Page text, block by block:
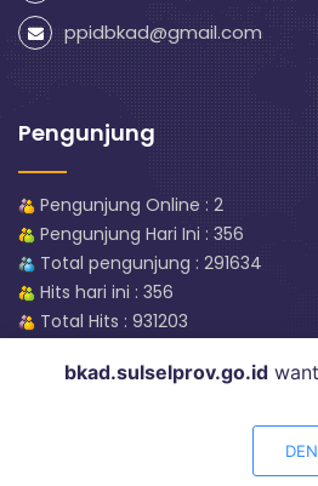
ppidbkad@gmail.com
Pengunjung
Pengunjung Online : 2
Pengunjung Hari Ini : 356
Total pengunjung : 291634
Hits hari ini : 356
Total Hits : 931203
| Badan Keuangan
bkad.sulselprov.go.id